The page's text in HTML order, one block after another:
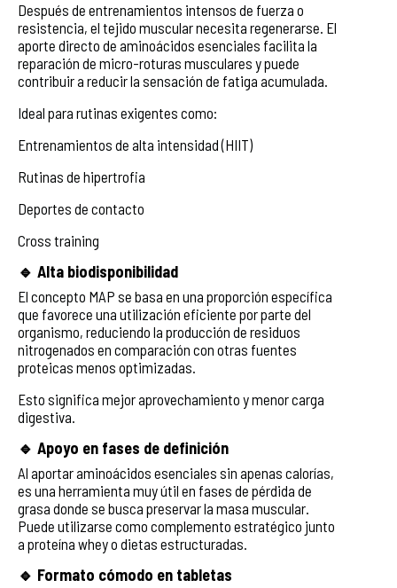
Después de entrenamientos intensos de fuerza o
resistencia, el tejido muscular necesita regenerarse. El
aporte directo de aminoácidos esenciales facilita la
reparación de micro-roturas musculares y puede
contribuir a reducir la sensación de fatiga acumulada.
Ideal para rutinas exigentes como:
Entrenamientos de alta intensidad (HIIT)
Rutinas de hipertrofia
Deportes de contacto
Cross training
🔹 Alta biodisponibilidad
El concepto MAP se basa en una proporción específica
que favorece una utilización eficiente por parte del
organismo, reduciendo la producción de residuos
nitrogenados en comparación con otras fuentes
proteicas menos optimizadas.
Esto significa mejor aprovechamiento y menor carga
digestiva.
🔹 Apoyo en fases de definición
Al aportar aminoácidos esenciales sin apenas calorías,
es una herramienta muy útil en fases de pérdida de
grasa donde se busca preservar la masa muscular.
Puede utilizarse como complemento estratégico junto
a proteína whey o dietas estructuradas.
🔹 Formato cómodo en tabletas